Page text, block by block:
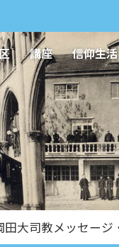
講座 信仰生活
田大司教メッセージ